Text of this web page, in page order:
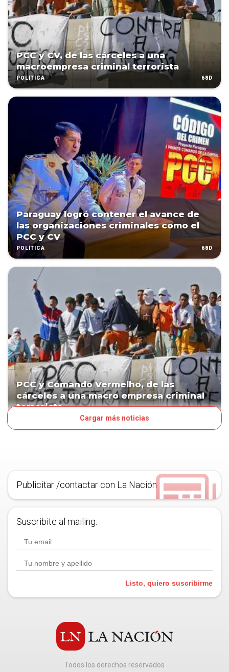
PCC y CV, de las cárceles a una
macroempresa criminal terrorista
POLÍTICA 68D
Paraguay logró contener el avance de
las organizaciones criminales como el
PCC y CV
POLÍTICA 68D
PCC y Comando Vermelho, de las
cárceles a una macro empresa criminal
terrorista
Cargar más noticias
Publicitar /contactar con La Nación
Suscribite al mailing.
Listo, quiero suscribirme
Todos los derechos reservados